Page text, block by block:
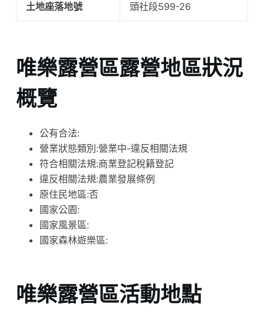
土地座落地號 頭社段599-26
唯樂露營區露營地區狀況
概覽
公有合法:
營業狀態類別:營業中-違反相關法規
符合相關法規:商業登記稅籍登記
違反相關法規:農業發展條例
原住民地區:否
國家公園:
國家風景區:
國家森林遊樂區:
唯樂露營區活動地點